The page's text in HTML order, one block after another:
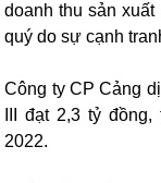
doanh thu sản
quý do sự cạnh
Công ty CP Cảng
III đạt 2,3 tỷ
2022.